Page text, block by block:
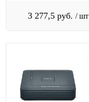
3 277,5 руб. / шт